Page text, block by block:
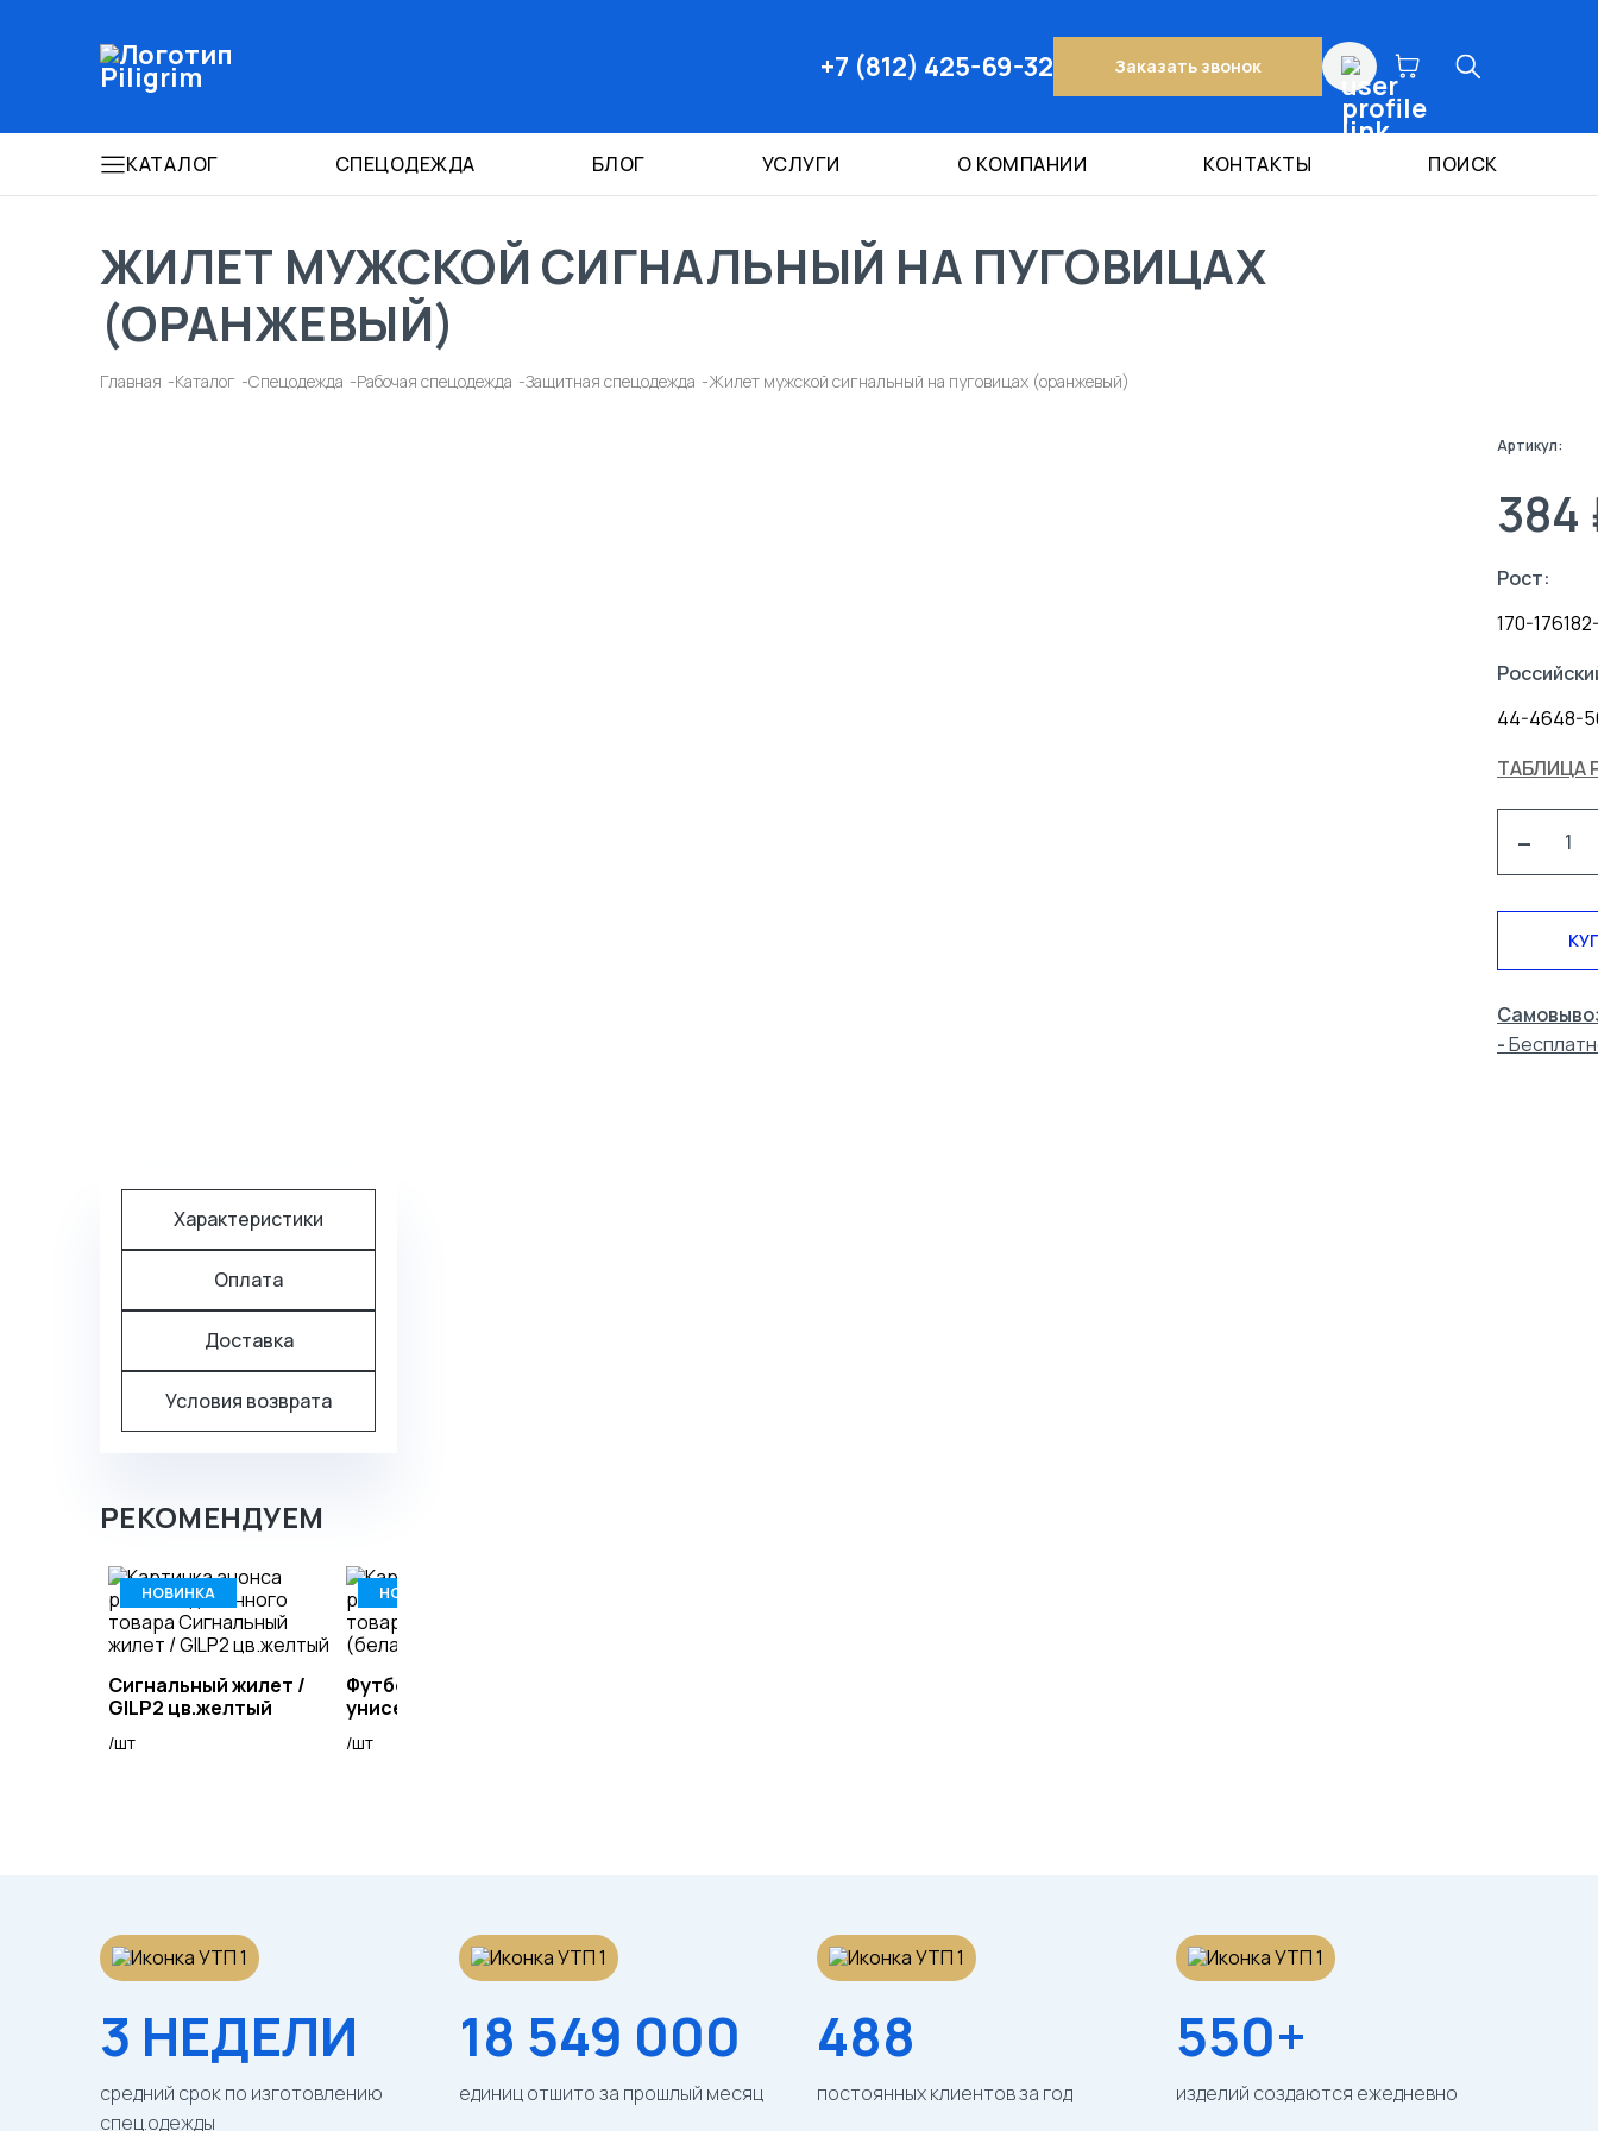
+7 (812) 425-69-32 Заказать звонок
КАТАЛОГ СПЕЦОДЕЖДА БЛОГ УСЛУГИ О КОМПАНИИ КОНТАКТЫ ПОИСК
ЖИЛЕТ МУЖСКОЙ СИГНАЛЬНЫЙ НА ПУГОВИЦАХ
(ОРАНЖЕВЫЙ)
Главная Каталог Спецодежда Рабочая спецодежда Защитная спецодежда Жилет мужской сигнальный на пуговицах (оранжевый)
Артикул:
384
Рост:
170-176
44-4648-
ТАБЛИЦА
-
-
Характеристики
Оплата
Доставка
Условия возврата
РЕКОМЕНДУЕМ
НОВИНКА
Сигнальный жилет /
GILP2 цв.желтый
/шт
НОВИНКА
Футболка (белая)
унисекс
/шт
3 НЕДЕЛИ
средний срок по изготовлению
спец.одежды
18 549 000
единиц отшито за прошлый месяц
488
постоянных клиентов за год
550+
изделий создаются ежедневно